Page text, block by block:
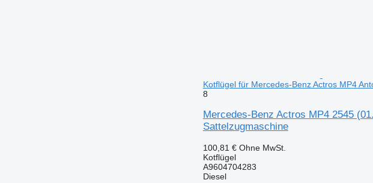
Kotflügel für Mercedes-Benz Actros MP4
8
Mercedes-Benz Actros MP4 2545
Sattelzugmaschine
100,81 € Ohne MwSt.
Kotflügel
A9604704283
Diesel